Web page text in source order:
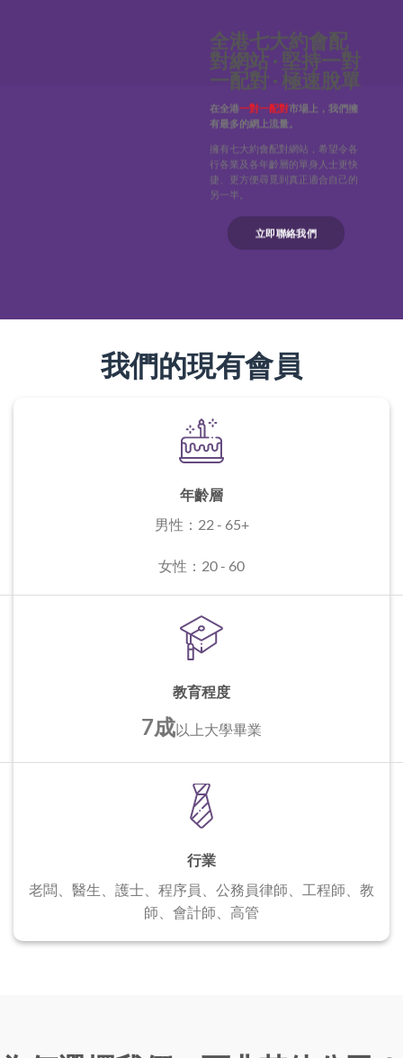
全港七大約會配
對網站 · 堅持一對
一配對 · 極速脫單
在全港一對一配對市場上，我們擁
有最多的網上流量。
擁有七大約會配對網站，希望令各
行各業及各年齡層的單身人士更快
捷、更方便尋覓到真正適合自己的
另一半。
立即聯絡我們
我們的現有會員
年齡層
男性：22 - 65+
女性：20 - 60
教育程度
7成以上大學畢業
行業
老闆、醫生、護士、程序員、公務員律師、工程師、教
師、會計師、高管